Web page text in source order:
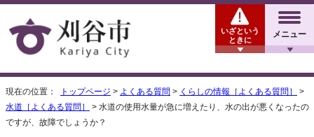
メニュー
いざという
ときに
現在の位置： トップページ > よくある質問 > くらしの情報［よくある質問］
>
水道［よくある質問］
> 水道の使用水量が急に増えたり、水の出が悪くなったの
ですが、故障でしょうか？